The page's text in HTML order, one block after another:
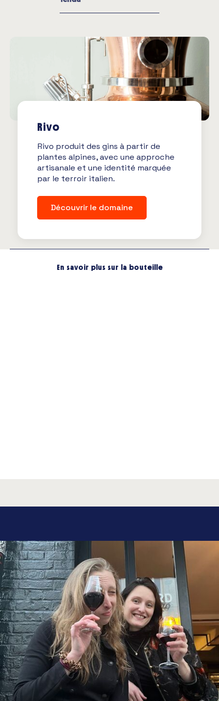
Rivo
Rivo produit des gins à partir de
plantes alpines, avec une approche
artisanale et une identité marquée
par le terroir italien.
Découvrir le domaine
En savoir plus sur la bouteille